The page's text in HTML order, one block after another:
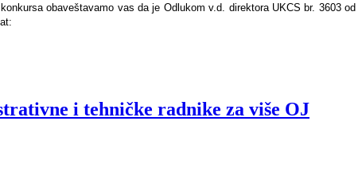
obaveštavamo vas da je Odlukom v.d. direktora UKCS br. 3603 od
i tehničke radnike za više OJ